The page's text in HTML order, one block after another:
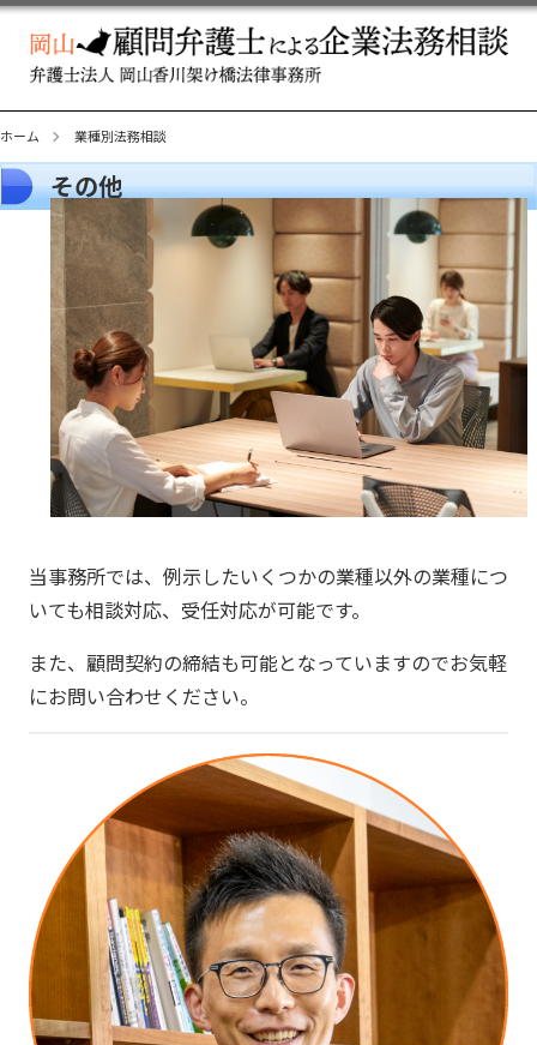
ホーム 業種別法務相談
その他
当事務所では、例示したいくつかの業種以外の業種につ
いても相談対応、受任対応が可能です。
また、顧問契約の締結も可能となっていますのでお気軽
にお問い合わせください。